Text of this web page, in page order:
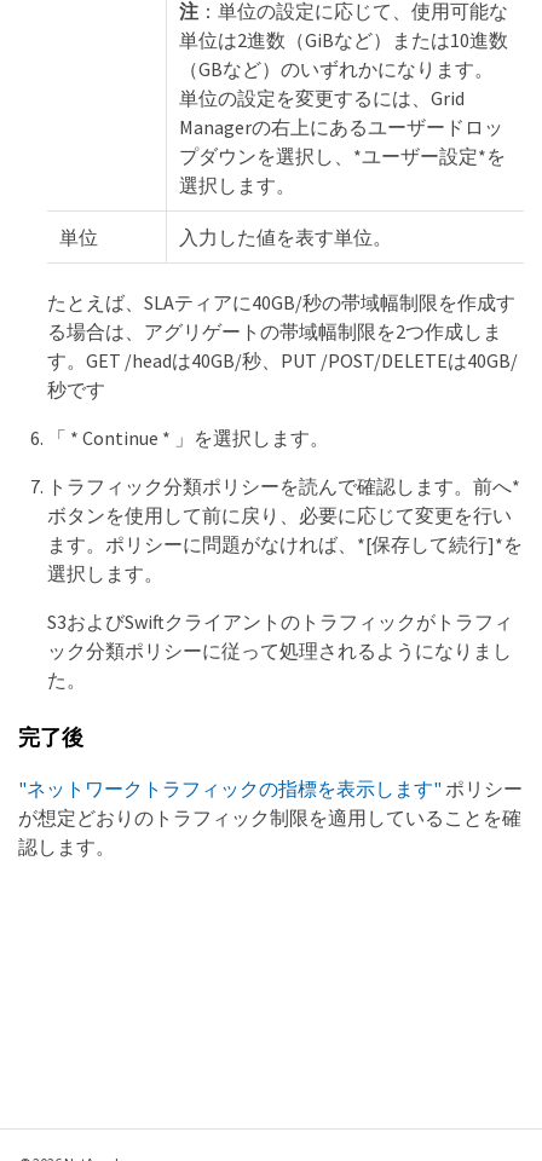
注：単位の設定に応じて、使用可能な
単位は2進数（GiBなど）または10進数
（GBなど）のいずれかになります。
単位の設定を変更するには、Grid
Managerの右上にあるユーザードロッ
プダウンを選択し、*ユーザー設定*を
選択します。
単位 入力した値を表す単位。
たとえば、SLAティアに40GB/秒の帯域幅制限を作成す
る場合は、アグリゲートの帯域幅制限を2つ作成しま
す。GET /headは40GB/秒、PUT /POST/DELETEは40GB/
秒です
「 * Continue * 」を選択します。
トラフィック分類ポリシーを読んで確認します。前へ*
ボタンを使用して前に戻り、必要に応じて変更を行い
ます。ポリシーに問題がなければ、*[保存して続行]*を
選択します。
S3およびSwiftクライアントのトラフィックがトラフィ
ック分類ポリシーに従って処理されるようになりまし
た。
完了後
"ネットワークトラフィックの指標を表示します" ポリシー
が想定どおりのトラフィック制限を適用していることを確
認します。